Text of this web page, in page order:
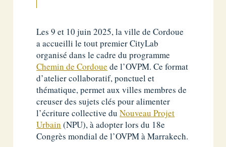
Les 9 et 10 juin 2025, la ville de Cordoue
a accueilli le tout premier CityLab
organisé dans le cadre du programme
Chemin de Cordoue de l’OVPM. Ce format
d’atelier collaboratif, ponctuel et
thématique, permet aux villes membres de
creuser des sujets clés pour alimenter
l’écriture collective duNouveau Projet
Urbain (NPU), à adopter lors du 18e
Congrès mondial de l’OVPM à Marrakech.